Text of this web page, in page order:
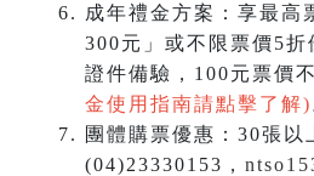
成年禮金方案：享最高
300元」或不限票價5
證件備驗，100元票價
金使用指南請點擊了解)
團體購票優惠：30張以
(04)23330153，